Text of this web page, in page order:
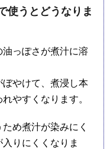
使うとどうなりま
っぽさが煮汁に溶
やけて、煮浸し本
やすくなります。
め煮汁が染みにく
りにくくなりま